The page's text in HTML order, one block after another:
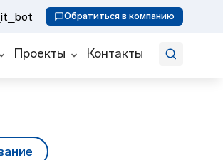
Искать
Обратиться в компанию
Проекты Контакты